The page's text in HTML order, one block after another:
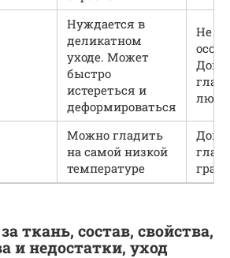
Нуждается в
деликатном
уходе. Может
быстро
истереться и
деформироваться
Не
Можно гладить
на самой низкой
температуре
ткань, состав, свойства,
и недостатки, уход